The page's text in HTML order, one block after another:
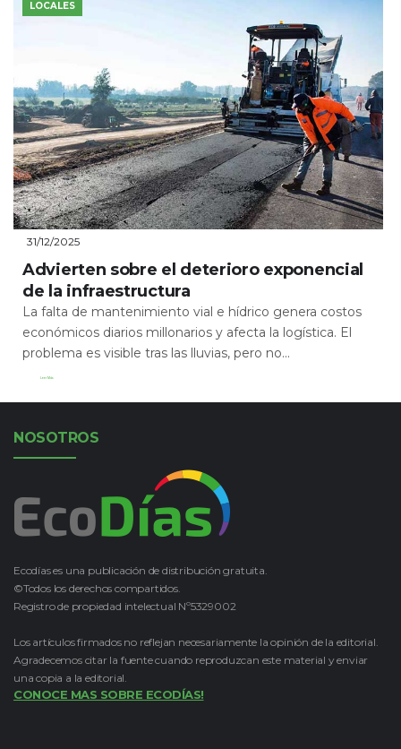
LOCALES
31/12/2025
Advierten sobre el deterioro exponencial
de la infraestructura
La falta de mantenimiento vial e hídrico genera costos
económicos diarios millonarios y afecta la logística. El
problema es visible tras las lluvias, pero no...
Leer Más
NOSOTROS
Ecodías es una publicación de distribución gratuita.
©Todos los derechos compartidos.
Registro de propiedad intelectual Nº5329002
Los artículos firmados no reflejan necesariamente la opinión de la editorial.
Agradecemos citar la fuente cuando reproduzcan este material y enviar
una copia a la editorial.
CONOCE MAS SOBRE ECODÍAS!